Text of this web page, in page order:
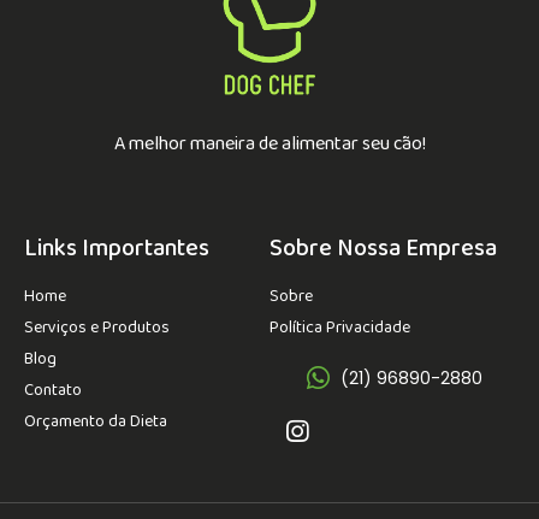
A melhor maneira de alimentar seu cão!
Links Importantes
Home
Serviços e Produtos
Blog
Contato
Orçamento da Dieta
Sobre Nossa Empresa
Sobre
Política Privacidade
(21) 96890-2880